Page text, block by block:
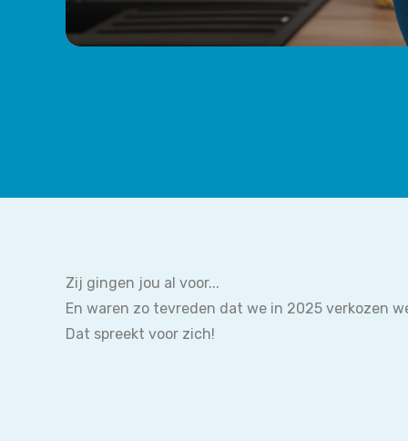
Zij gingen jou al voor...
En waren zo tevreden dat we in 2025 verkozen
Dat spreekt voor zich!